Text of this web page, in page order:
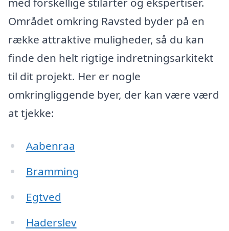
Området omkring Ravsted byder på en
række attraktive muligheder, så du kan
finde den helt rigtige indretningsarkitekt
til dit projekt. Her er nogle
omkringliggende byer, der kan være værd
at tjekke:
Aabenraa
Bramming
Egtved
Haderslev